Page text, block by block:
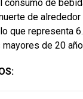
consumo de
de
que representa
de 20